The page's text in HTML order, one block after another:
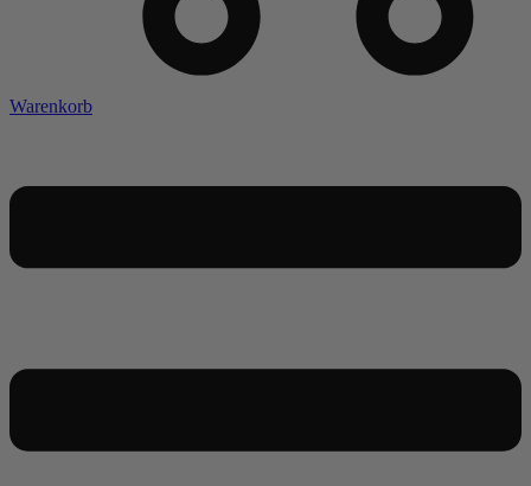
Warenkorb